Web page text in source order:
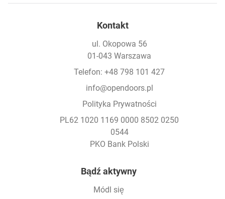
Kontakt
ul. Okopowa 56
01-043 Warszawa
Telefon: +48 798 101 427
info@opendoors.pl
Polityka Prywatności
PL62 1020 1169 0000 8502 0250
0544
PKO Bank Polski
Bądź aktywny
Módl się